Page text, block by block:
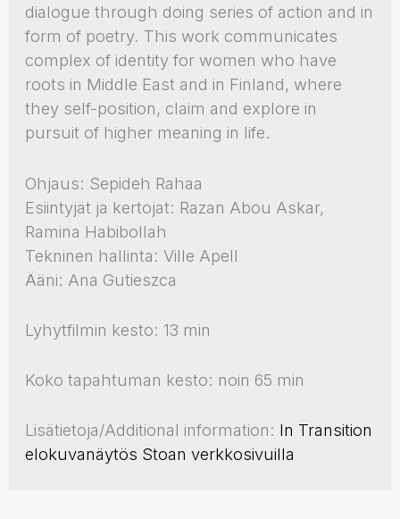
dialogue through doing series of action and in
form of poetry. This work communicates
complex of identity for women who have
roots in Middle East and in Finland, where
they self-position, claim and explore in
pursuit of higher meaning in life.
Ohjaus: Sepideh Rahaa
Esiintyjät ja kertojat: Razan Abou Askar,
Ramina Habibollah
Tekninen hallinta: Ville Apell
Ääni: Ana Gutieszca
Lyhytfilmin kesto: 13 min
Koko tapahtuman kesto: noin 65 min
Lisätietoja/Additional information: In Transition
elokuvanäytös Stoan verkkosivuilla